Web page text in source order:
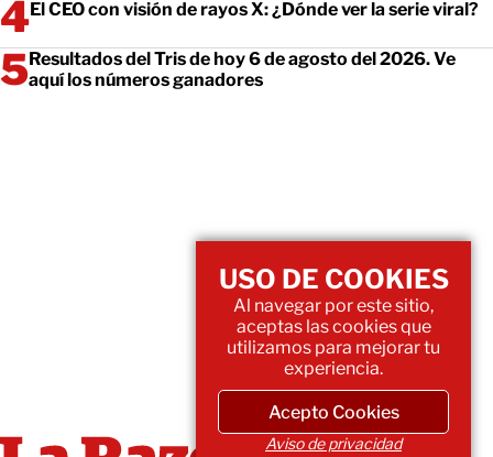
El CEO con visión de rayos X: ¿Dónde ver la serie viral?
Resultados del Tris de hoy 6 de agosto del 2026. Ve
aquí los números ganadores
USO DE COOKIES
Al navegar por este sitio,
aceptas las cookies que
utilizamos para mejorar tu
experiencia.
Acepto Cookies
Aviso de privacidad